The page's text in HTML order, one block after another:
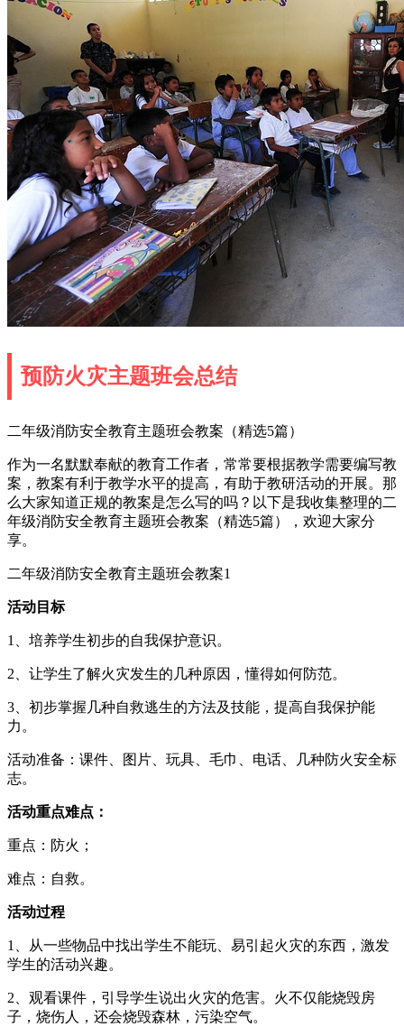
预防火灾主题班会总结
二年级消防安全教育主题班会教案（精选5篇）
作为一名默默奉献的教育工作者，常常要根据教学需要编写教
案，教案有利于教学水平的提高，有助于教研活动的开展。那
么大家知道正规的教案是怎么写的吗？以下是我收集整理的二
年级消防安全教育主题班会教案（精选5篇），欢迎大家分
享。
二年级消防安全教育主题班会教案1
活动目标
1、培养学生初步的自我保护意识。
2、让学生了解火灾发生的几种原因，懂得如何防范。
3、初步掌握几种自救逃生的方法及技能，提高自我保护能
力。
活动准备：课件、图片、玩具、毛巾、电话、几种防火安全标
志。
活动重点难点：
重点：防火；
难点：自救。
活动过程
1、从一些物品中找出学生不能玩、易引起火灾的东西，激发
学生的活动兴趣。
2、观看课件，引导学生说出火灾的危害。火不仅能烧毁房
子，烧伤人，还会烧毁森林，污染空气。